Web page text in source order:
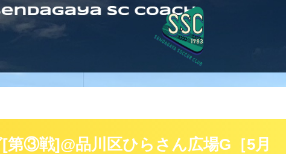
[第③戦]@品川区ひらさん広場G［5月